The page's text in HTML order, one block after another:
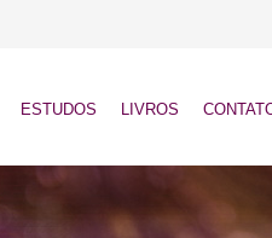
ESTUDOS LIVROS